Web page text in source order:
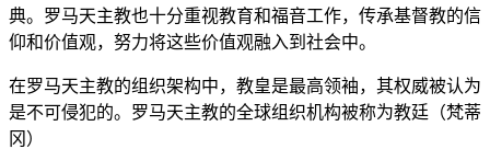
典。罗马天主教也十分重视教育和福音工作，传承基督教的信
仰和价值观，努力将这些价值观融入到社会中。
在罗马天主教的组织架构中，教皇是最高领袖，其权威被认为
是不可侵犯的。罗马天主教的全球组织机构被称为教廷（梵蒂
冈）